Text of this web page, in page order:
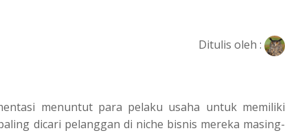
Ditulis oleh :
menuntut para pelaku usaha untuk memiliki
dicari pelanggan di niche bisnis mereka masing-